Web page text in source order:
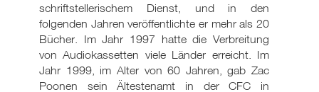
schriftstellerischem Dienst, und in den
folgenden Jahren veröffentlichte er mehr als 20
Bücher. Im Jahr 1997 hatte die Verbreitung
von Audiokassetten viele Länder erreicht. Im
Jahr 1999, im Alter von 60 Jahren, gab Zac
Poonen sein Ältestenamt in der CFC in